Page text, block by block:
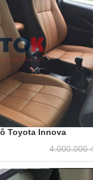
Toyota Innova
4.000.000